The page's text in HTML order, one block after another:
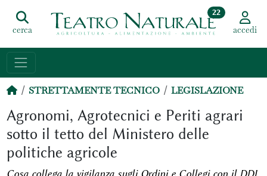
cerca
22
accedi
STRETTAMENTE TECNICO LEGISLAZIONE
Agronomi, Agrotecnici e Periti agrari
sotto il tetto del Ministero delle
politiche agricole
Cosa collega la vigilanza sugli Ordini e Collegi con il DDL